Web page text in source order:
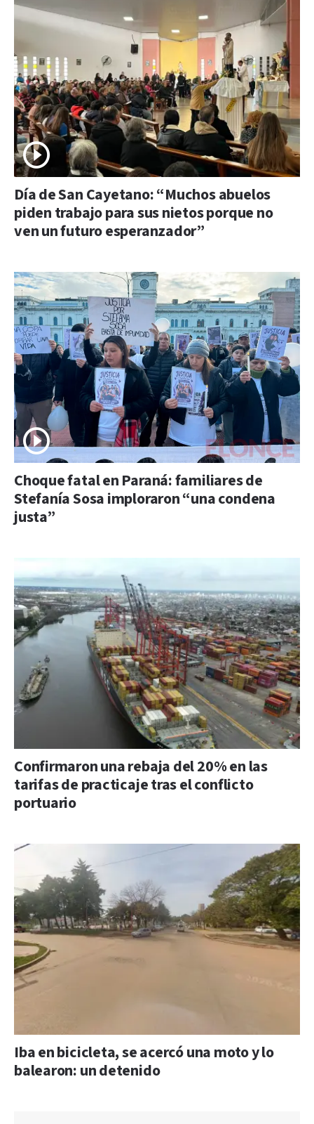
Día de San Cayetano: “Muchos abuelos
piden trabajo para sus nietos porque no
ven un futuro esperanzador”
Choque fatal en Paraná: familiares de
Stefanía Sosa imploraron “una condena
justa”
Confirmaron una rebaja del 20% en las
tarifas de practicaje tras el conflicto
portuario
Iba en bicicleta, se acercó una moto y lo
balearon: un detenido